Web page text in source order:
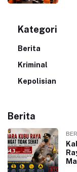
Kategori
Berita
Kriminal
Kepolisian
Berita